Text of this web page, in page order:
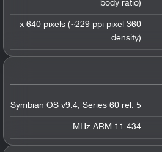
body ratio)
360 x 640 pixels (~229 ppi pixel
density)
Symbian OS v9.4, Series 60 rel. 5
434 MHz ARM 11